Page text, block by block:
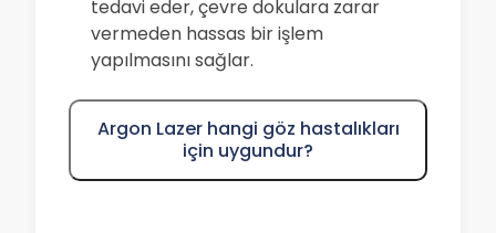
tedavi eder, çevre dokulara zarar
vermeden hassas bir işlem
yapılmasını sağlar.
Argon Lazer hangi göz hastalıkları
için uygundur?